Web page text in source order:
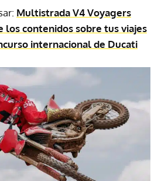
Multistrada V4 Voyagers
los contenidos sobre tus viajes
internacional de Ducati